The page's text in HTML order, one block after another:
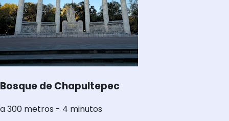
Bosque de Chapultepec
a 300 metros - 4 minutos